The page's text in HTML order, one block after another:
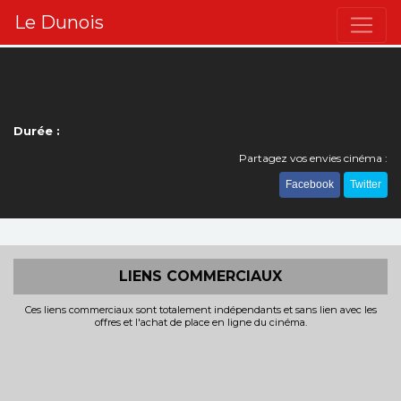
Le Dunois
Durée :
Partagez vos envies cinéma :
Facebook Twitter
LIENS COMMERCIAUX
Ces liens commerciaux sont totalement indépendants et sans lien avec les
offres et l'achat de place en ligne du cinéma.